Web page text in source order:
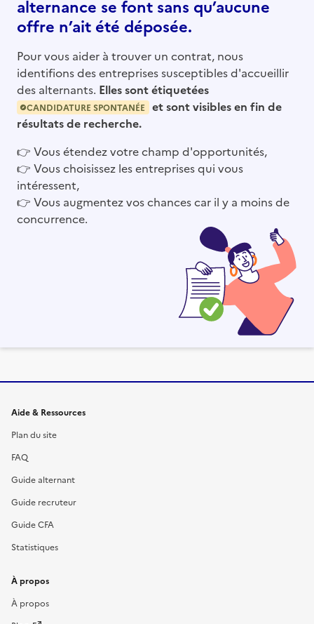
alternance se font sans qu’aucune
offre n’ait été déposée.
Pour vous aider à trouver un contrat, nous
identifions des entreprises susceptibles d'accueillir
des alternants. Elles sont étiquetées
CANDIDATURE SPONTANÉE
et sont visibles en fin de
résultats de recherche.
👉 Vous étendez votre champ d'opportunités,
👉 Vous choisissez les entreprises qui vous
intéressent,
👉 Vous augmentez vos chances car il y a moins de
concurrence.
Informations et liens du site
Aide & Ressources
Plan du site
FAQ
Guide alternant
Guide recruteur
Guide CFA
Statistiques
À propos
À propos